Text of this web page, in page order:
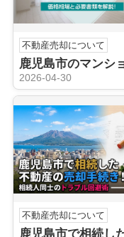
不動産売却について
2026-04-30
不動産売却について